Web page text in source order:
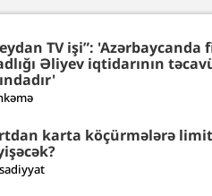
TV işi”: 'Azərbaycanda
Əliyev iqtidarının
karta köçürmələrə